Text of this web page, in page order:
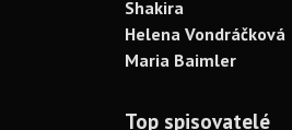
Shakira
Helena Vondráčková
Maria Baimler
Top spisovatelé